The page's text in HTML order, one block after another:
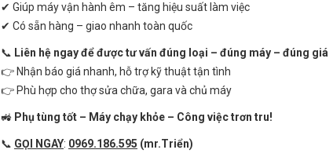
✔ Giúp máy vận hành êm – tăng hiệu suất làm việc
✔ Có sẵn hàng – giao nhanh toàn quốc
📞 Liên hệ ngay để được tư vấn đúng loại – đúng máy – đúng giá
👉 Nhận báo giá nhanh, hỗ trợ kỹ thuật tận tình
👉 Phù hợp cho thợ sửa chữa, gara và chủ máy
🚜 Phụ tùng tốt – Máy chạy khỏe – Công việc trơn tru!
📞 GỌI NGAY: 0969.186.595 (mr.Triển)